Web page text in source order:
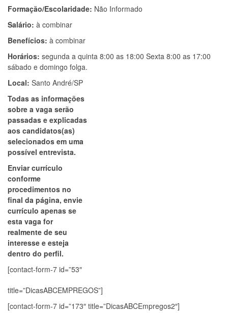
Formação/Escolaridade: Não Informado
Salário: à combinar
Benefícios: à combinar
Horários: segunda a quinta 8:00 as 18:00 Sexta 8:00 as 17:00
sábado e domingo folga.
Local: Santo André/SP
Todas as informações
sobre a vaga serão
passadas e explicadas
aos candidatos(as)
selecionados em uma
possível entrevista.
Enviar currículo
conforme
procedimentos no
final da página, envie
currículo apenas se
esta vaga for
realmente de seu
interesse e esteja
dentro do perfil.
[contact-form-7 id=”53″
title=”DicasABCEMPREGOS”]
[contact-form-7 id=”173″ title=”DicasABCEmpregos2″]